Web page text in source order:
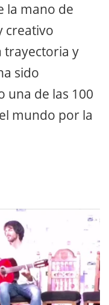
la mano de
creativo
trayectoria y
sido
una de las 100
mundo por la